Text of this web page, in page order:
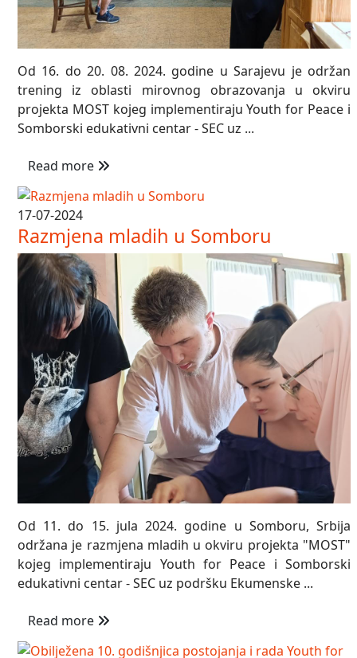
Od 16. do 20. 08. 2024. godine u Sarajevu je održan
trening iz oblasti mirovnog obrazovanja u okviru
projekta MOST kojeg implementiraju Youth for Peace i
Somborski edukativni centar - SEC uz ...
Read more
17-07-2024
Razmjena mladih u Somboru
Od 11. do 15. jula 2024. godine u Somboru, Srbija
održana je razmjena mladih u okviru projekta "MOST"
kojeg implementiraju Youth for Peace i Somborski
edukativni centar - SEC uz podršku Ekumenske ...
Read more